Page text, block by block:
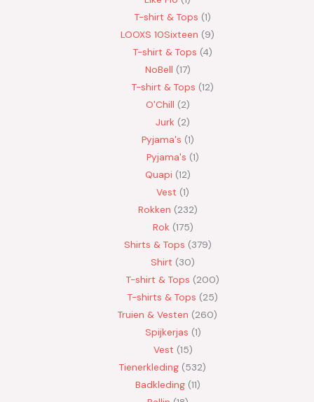
T-shirt & Tops 1
LOOXS 10Sixteen
9
T-shirt & Tops 4
NoBell 17
T-shirt & Tops 12
O'Chill 2
Jurk 2
Pyjama's 1
Pyjama's 1
Quapi 12
Vest 1
Rokken 232
Rok 175
Shirts & Tops 379
Shirt
30
T-shirt & Tops
200
T-shirts & Tops
25
Truien & Vesten
260
Spijkerjas 1
Vest 15
Tienerkleding 532
Badkleding 11